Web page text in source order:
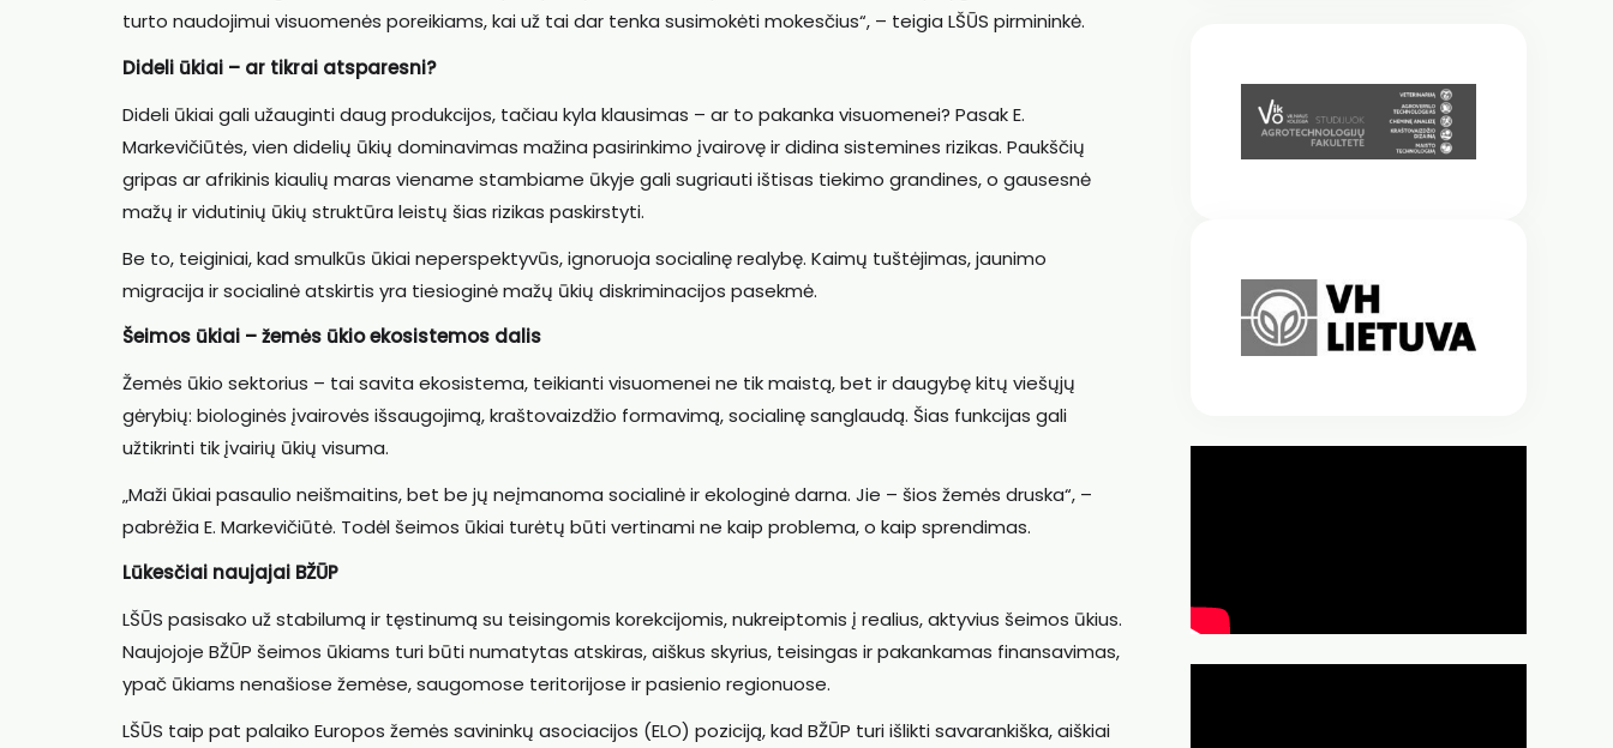
turto naudojimui visuomenės poreikiams, kai už tai dar tenka susimokėti mokesčius“, – teigia LŠŪS pirmininkė.
Dideli ūkiai – ar tikrai atsparesni?
Dideli ūkiai gali užauginti daug produkcijos, tačiau kyla klausimas – ar to pakanka visuomenei? Pasak E.
Markevičiūtės, vien didelių ūkių dominavimas mažina pasirinkimo įvairovę ir didina sistemines rizikas. Paukščių
gripas ar afrikinis kiaulių maras viename stambiame ūkyje gali sugriauti ištisas tiekimo grandines, o gausesnė
mažų ir vidutinių ūkių struktūra leistų šias rizikas paskirstyti.
Be to, teiginiai, kad smulkūs ūkiai neperspektyvūs, ignoruoja socialinę realybę. Kaimų tuštėjimas, jaunimo
migracija ir socialinė atskirtis yra tiesioginė mažų ūkių diskriminacijos pasekmė.
Šeimos ūkiai – žemės ūkio ekosistemos dalis
Žemės ūkio sektorius – tai savita ekosistema, teikianti visuomenei ne tik maistą, bet ir daugybę kitų viešųjų
gėrybių: biologinės įvairovės išsaugojimą, kraštovaizdžio formavimą, socialinę sanglaudą. Šias funkcijas gali
užtikrinti tik įvairių ūkių visuma.
„Maži ūkiai pasaulio neišmaitins, bet be jų neįmanoma socialinė ir ekologinė darna. Jie – šios žemės druska“, –
pabrėžia E. Markevičiūtė. Todėl šeimos ūkiai turėtų būti vertinami ne kaip problema, o kaip sprendimas.
Lūkesčiai naujajai BŽŪP
LŠŪS pasisako už stabilumą ir tęstinumą su teisingomis korekcijomis, nukreiptomis į realius, aktyvius šeimos ūkius.
Naujojoje BŽŪP šeimos ūkiams turi būti numatytas atskiras, aiškus skyrius, teisingas ir pakankamas finansavimas,
ypač ūkiams nenašiose žemėse, saugomose teritorijose ir pasienio regionuose.
LŠŪS taip pat palaiko Europos žemės savininkų asociacijos (ELO) poziciją, kad BŽŪP turi išlikti savarankiška, aiškiai